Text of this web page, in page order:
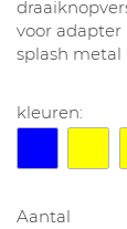
voor adapter
splash metal
kleuren:
Aantal